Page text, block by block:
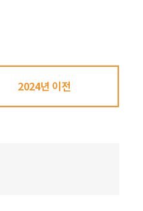
2024년 이전